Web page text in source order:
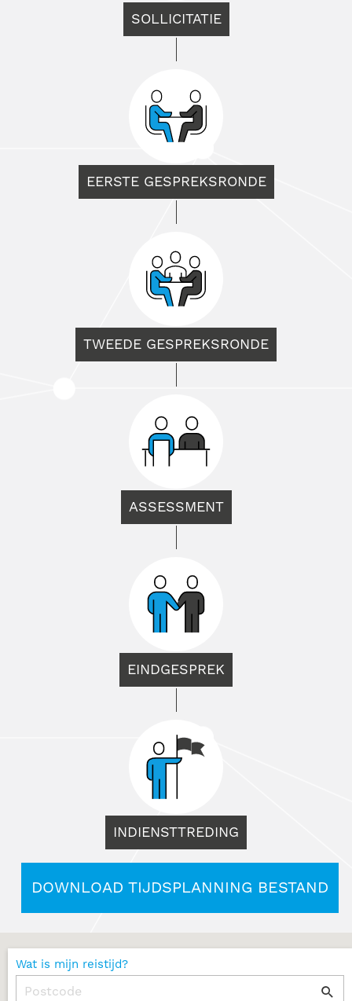
SOLLICITATIE
EERSTE GESPREKSRONDE
TWEEDE GESPREKSRONDE
ASSESSMENT
EINDGESPREK
INDIENSTTREDING
DOWNLOAD TIJDSPLANNING BESTAND
Wat is mijn reistijd?